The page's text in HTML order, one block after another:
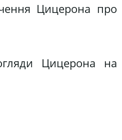
Цицерона про
Цицерона на